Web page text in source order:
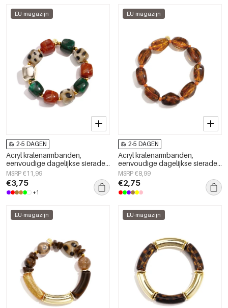
EU-magazijn
2-5 DAGEN
Acryl kralenarmbanden,
eenvoudige dagelijkse sieraden
uit de Simple Series voor dames.
MSRP €11,99
€3,75
+1
EU-magazijn
2-5 DAGEN
Acryl kralenarmbanden,
eenvoudige dagelijkse sieraden
uit de Simple Series voor dames.
MSRP €8,99
€2,75
EU-magazijn EU-magazijn